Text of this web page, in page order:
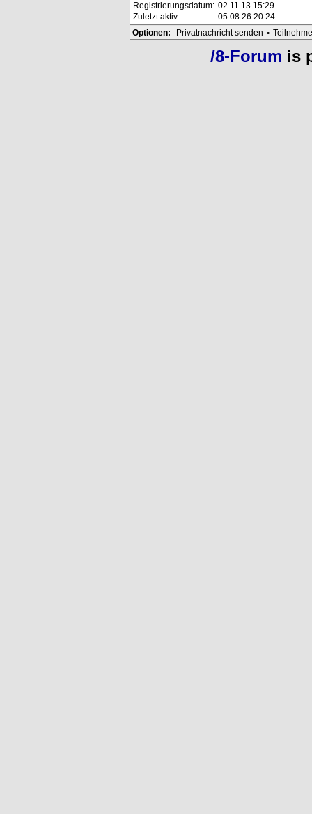
Registrierungsdatum: 02.11.13 15:29
Zuletzt aktiv:
05.08.26 20:24
Optionen:
Privatnachricht senden •
/8-Forum is